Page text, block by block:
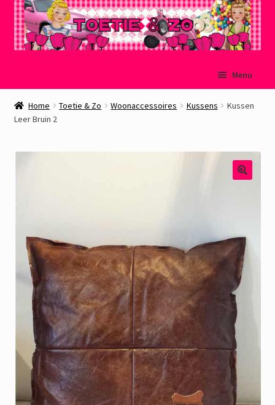
naar
navigatie
de
inhoud
Menu
Welkom
Over Toetie & Zo
Gastenboek
Home Toetie & Zo Woonaccessoires Kussens
Kussen
Leer Bruin 2